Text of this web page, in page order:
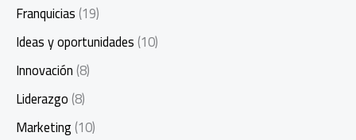
Franquicias(19)
Ideas y oportunidades(10)
Innovación(8)
Liderazgo(8)
Marketing(10)